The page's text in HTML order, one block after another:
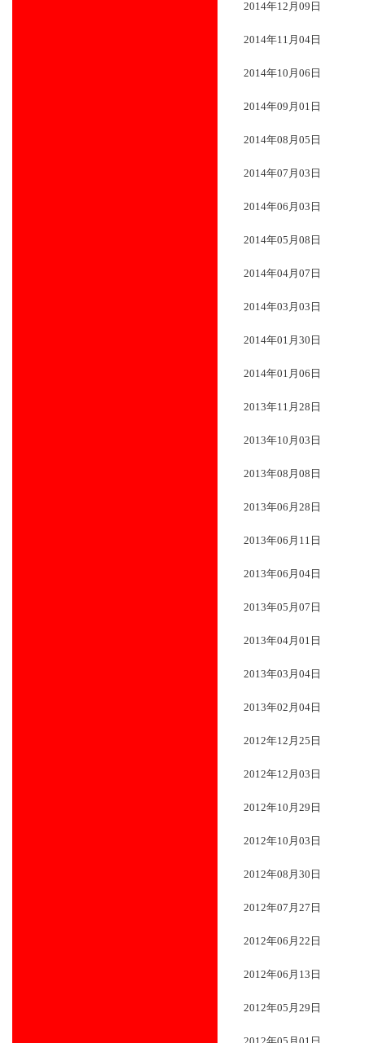
2014年12月09日
2014年11月04日
2014年10月06日
2014年09月01日
2014年08月05日
2014年07月03日
2014年06月03日
2014年05月08日
2014年04月07日
2014年03月03日
2014年01月30日
2014年01月06日
2013年11月28日
2013年10月03日
2013年08月08日
2013年06月28日
2013年06月11日
2013年06月04日
2013年05月07日
2013年04月01日
2013年03月04日
2013年02月04日
2012年12月25日
2012年12月03日
2012年10月29日
2012年10月03日
2012年08月30日
2012年07月27日
2012年06月22日
2012年06月13日
2012年05月29日